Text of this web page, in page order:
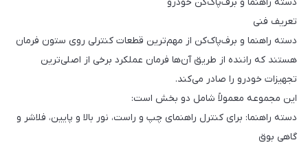
تعریف فنی
دسته راهنما و برف‌پاک‌کن از مهم‌ترین قطعات کنترلی روی ستون فرمان
هستند که راننده از طریق آن‌ها فرمان عملکرد برخی از اصلی‌ترین
تجهیزات خودرو را صادر می‌کند.
این مجموعه معمولاً شامل دو بخش است:
دسته راهنما: برای کنترل راهنمای چپ و راست، نور بالا و پایین، فلاشر و
گاهی بوق